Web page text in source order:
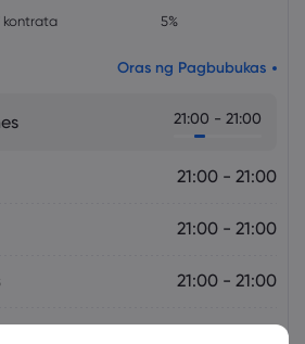
kontrata 5%
Oras ng Pagbubukas
21:00 - 21:00
21:00 - 21:00
21:00 - 21:00
21:00 - 21:00